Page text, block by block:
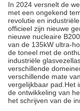
In 2024 versnelt de
met een ongekend
revolutie en
officieel zijn nieuwe
nieuwe nucleaire
van de 135kW ultra-
de toneel met de
industriële
verschillende
verschillende mate
vergelijkbaar pad.Het
de ontwikkeling van
het schrijven van de